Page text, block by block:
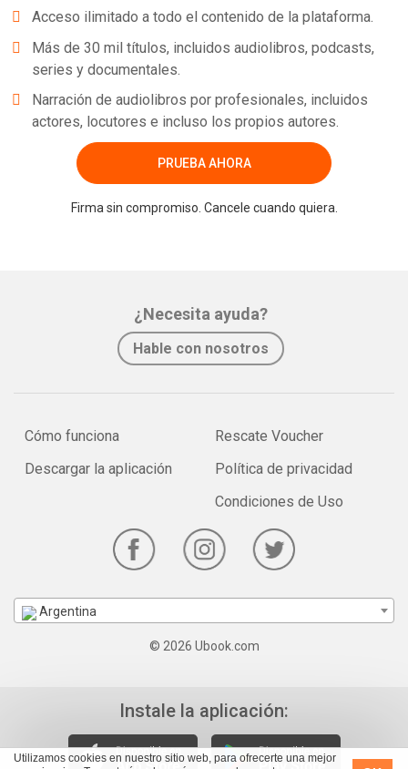
Utilizamos cookies en nuestro sitio web, para ofrecerte una mejor
Acceso ilimitado a todo el contenido de la plataforma.
Más de 30 mil títulos, incluidos audiolibros, podcasts,
series y documentales.
Narración de audiolibros por profesionales, incluidos
actores, locutores e incluso los propios autores.
PRUEBA AHORA
Firma sin compromiso. Cancele cuando quiera.
¿Necesita ayuda?
Hable con nosotros
Cómo funciona
Descargar la aplicación
Rescate Voucher
Política de privacidad
Condiciones de Uso
Argentina
© 2026 Ubook.com
Instale la aplicación: